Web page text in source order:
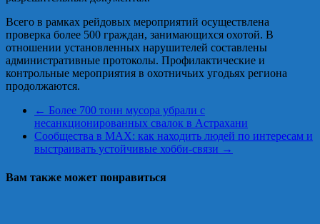
Всего в рамках рейдовых мероприятий осуществлена
проверка более 500 граждан, занимающихся охотой. В
отношении установленных нарушителей составлены
административные протоколы. Профилактические и
контрольные мероприятия в охотничьих угодьях региона
продолжаются.
← Более 700 тонн мусора убрали с
несанкционированных свалок в Астрахани
Сообщества в MAX: как находить людей по интересам и
выстраивать устойчивые хобби-связи →
Вам также может понравиться